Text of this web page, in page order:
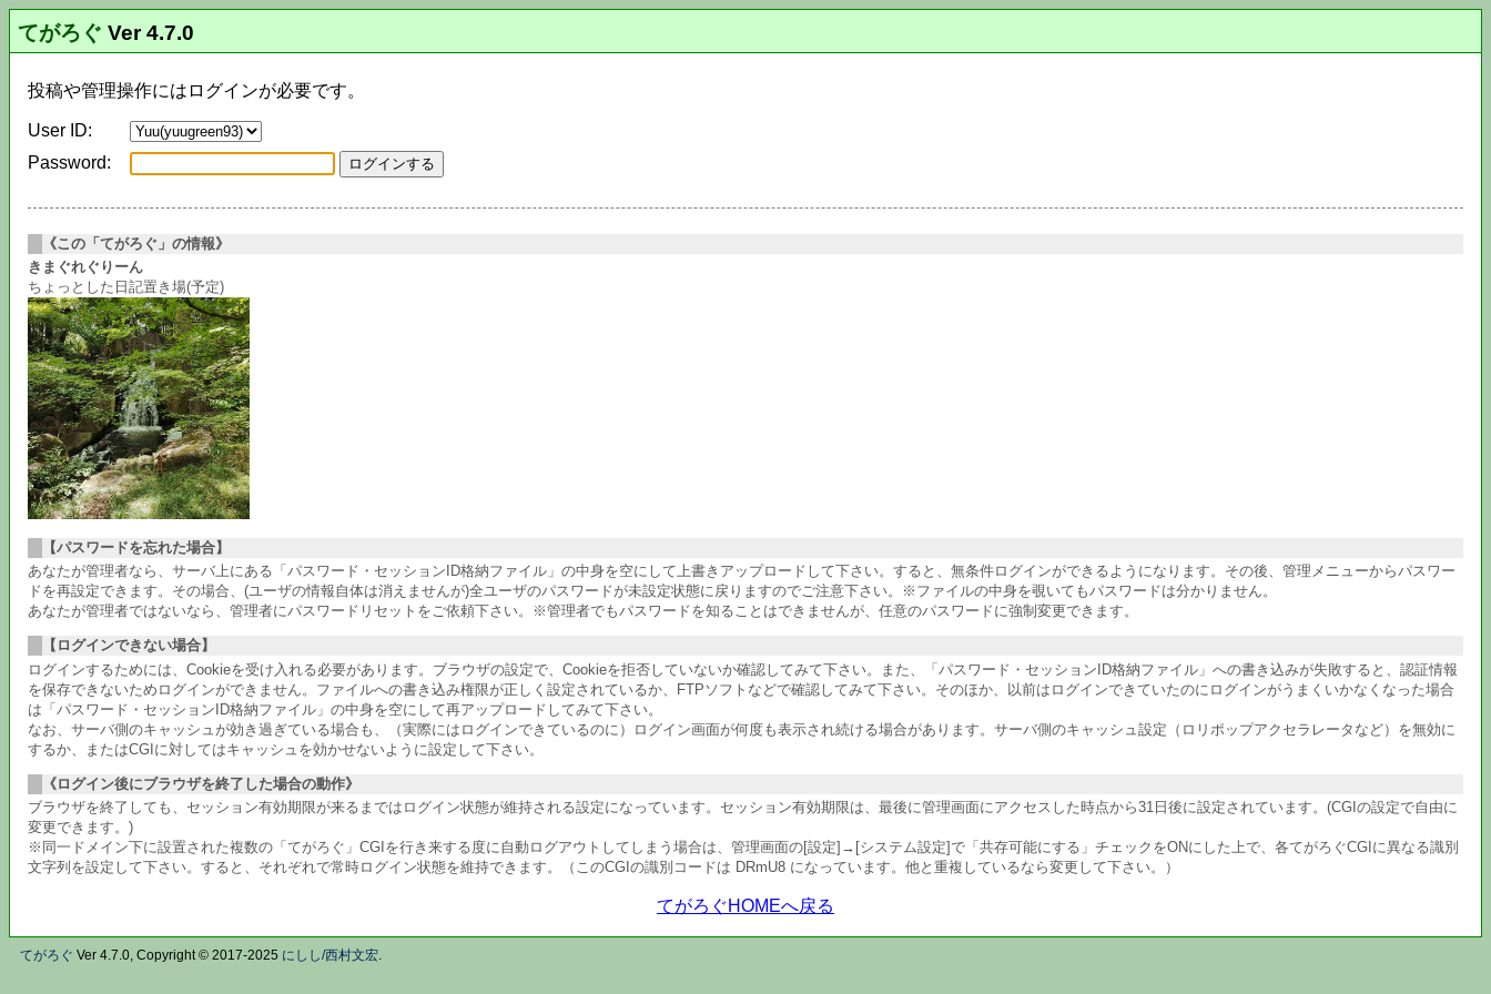
てがろぐ Ver 4.7.0
投稿や管理操作にはログインが必要です。
User ID:
Password:
《この「てがろぐ」の情報》
きまぐれぐりーん
ちょっとした日記置き場(予定)
【パスワードを忘れた場合】
あなたが管理者なら、サーバ上にある「パスワード・セッションID格納ファイル」の中身を空にして上書きアップロードして下さい。すると、無条件ログインができるようになります。その後、管理メニューからパスワー
ドを再設定できます。その場合、(ユーザの情報自体は消えませんが)全ユーザのパスワードが未設定状態に戻りますのでご注意下さい。※ファイルの中身を覗いてもパスワードは分かりません。
あなたが管理者ではないなら、管理者にパスワードリセットをご依頼下さい。※管理者でもパスワードを知ることはできませんが、任意のパスワードに強制変更できます。
【ログインできない場合】
ログインするためには、Cookieを受け入れる必要があります。ブラウザの設定で、Cookieを拒否していないか確認してみて下さい。また、「パスワード・セッションID格納ファイル」への書き込みが失敗すると、認証情報
を保存できないためログインができません。ファイルへの書き込み権限が正しく設定されているか、FTPソフトなどで確認してみて下さい。そのほか、以前はログインできていたのにログインがうまくいかなくなった場合
は「パスワード・セッションID格納ファイル」の中身を空にして再アップロードしてみて下さい。
なお、サーバ側のキャッシュが効き過ぎている場合も、（実際にはログインできているのに）ログイン画面が何度も表示され続ける場合があります。サーバ側のキャッシュ設定（ロリポップアクセラレータなど）を無効に
するか、またはCGIに対してはキャッシュを効かせないように設定して下さい。
《ログイン後にブラウザを終了した場合の動作》
ブラウザを終了しても、セッション有効期限が来るまではログイン状態が維持される設定になっています。セッション有効期限は、最後に管理画面にアクセスした時点から31日後に設定されています。(CGIの設定で自由に
変更できます。)
※同一ドメイン下に設置された複数の「てがろぐ」CGIを行き来する度に自動ログアウトしてしまう場合は、管理画面の[設定]→[システム設定]で「共存可能にする」チェックをONにした上で、各てがろぐCGIに異なる識別
文字列を設定して下さい。すると、それぞれで常時ログイン状態を維持できます。（このCGIの識別コードは DRmU8 になっています。他と重複しているなら変更して下さい。）
てがろぐHOMEへ戻る
てがろぐ Ver 4.7.0, Copyright © 2017-2025 にしし/西村文宏.